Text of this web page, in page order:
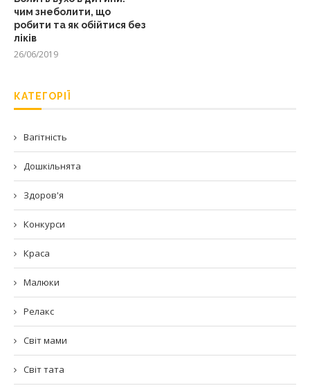
чим знеболити, що
робити та як обійтися без
ліків
26/06/2019
КАТЕГОРІЇ
Вагітність
Дошкільнята
Здоров'я
Конкурси
Краса
Малюки
Релакс
Світ мами
Світ тата